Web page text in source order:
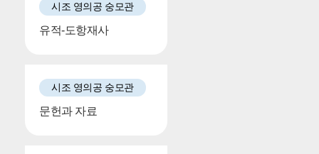
시조 영의공 숭모관
유적-도항재사
시조 영의공 숭모관
문헌과 자료